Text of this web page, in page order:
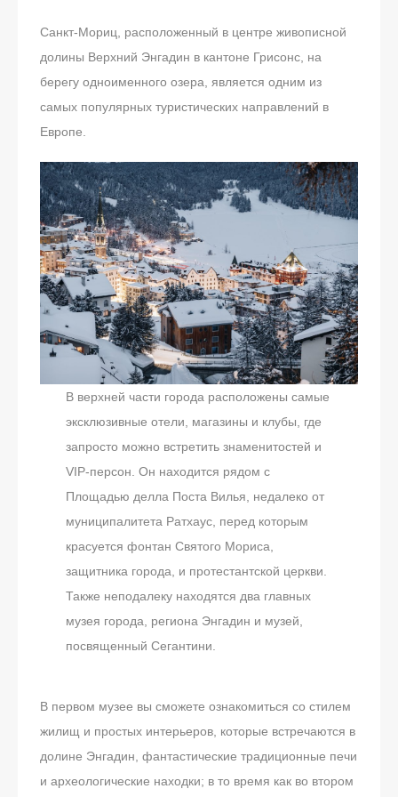
Санкт-Мориц, расположенный в центре живописной
долины Верхний Энгадин в кантоне Грисонс, на
берегу одноименного озера, является одним из
самых популярных туристических направлений в
Европе.
В верхней части города расположены самые
эксклюзивные отели, магазины и клубы, где
запросто можно встретить знаменитостей и
VIP-персон. Он находится рядом с
Площадью делла Поста Вилья, недалеко от
муниципалитета Ратхаус, перед которым
красуется фонтан Святого Мориса,
защитника города, и протестантской церкви.
Также неподалеку находятся два главных
музея города, региона Энгадин и музей,
посвященный Сегантини.
В первом музее вы сможете ознакомиться со стилем
жилищ и простых интерьеров, которые встречаются в
долине Энгадин, фантастические традиционные печи
и археологические находки; в то время как во втором